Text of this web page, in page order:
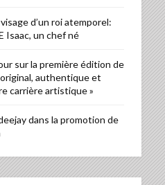
d’un roi atemporel:
Isaac, un chef né
sur la première édition de
authentique et
carrière artistique »
dans la promotion de